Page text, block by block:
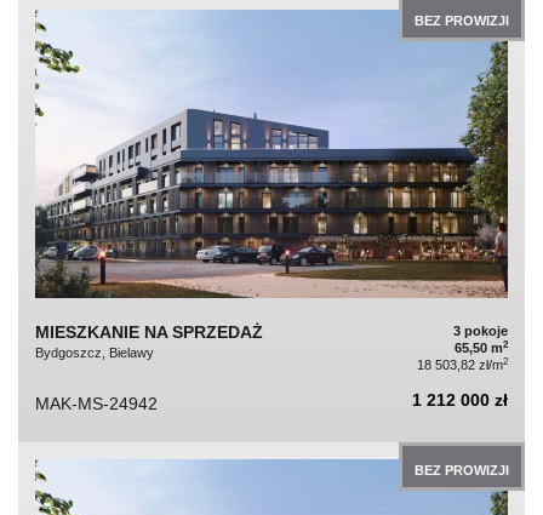
BEZ PROWIZJI
MIESZKANIE NA SPRZEDAŻ
Bydgoszcz, Bielawy
3 pokoje
65,50 m2
18 503,82 zł/m2
MAK-MS-24942 1 212 000 zł
BEZ PROWIZJI